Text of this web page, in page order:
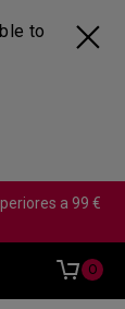
to
a 99 €
0